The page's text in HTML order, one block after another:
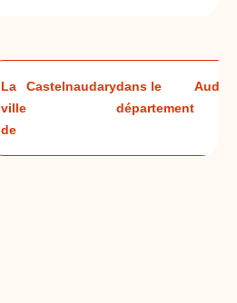
La
ville
de
Castelnaudarydans le
département
Aude